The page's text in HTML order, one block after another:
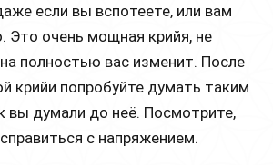
если вы вспотеете, или вам
Это очень мощная крийя, не
полностью вас изменит. После
крийи попробуйте думать таким
вы думали до неё. Посмотрите,
с напряжением.